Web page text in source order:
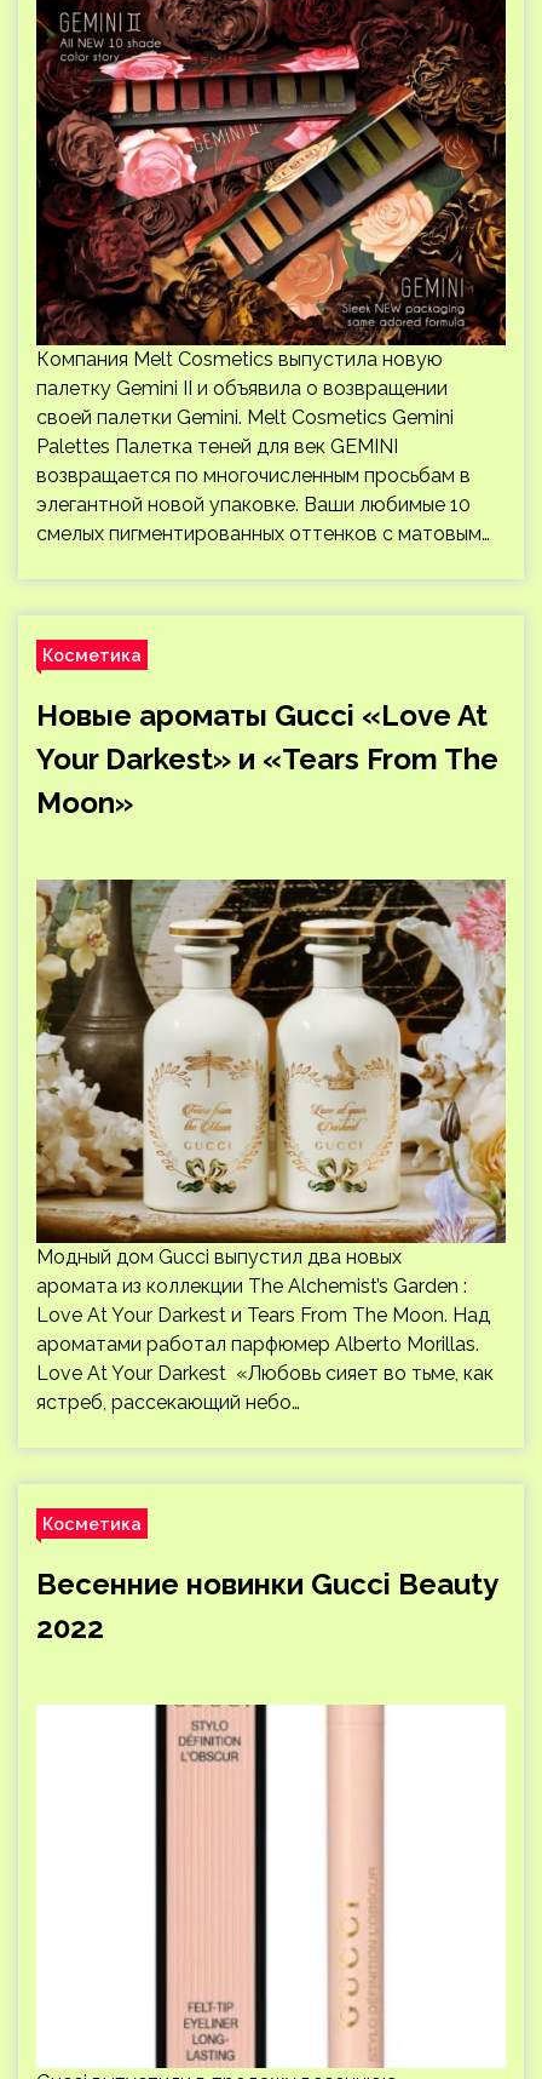
Компания Melt Cosmetics выпустила новую
палетку Gemini II и объявила о возвращении
своей палетки Gemini. Melt Cosmetics Gemini
Palettes Палетка теней для век GEMINI
возвращается по многочисленным просьбам в
элегантной новой упаковке. Ваши любимые 10
смелых пигментированных оттенков с матовым…
Косметика
Новые ароматы Gucci «Love At
Your Darkest» и «Tears From The
Moon»
Модный дом Gucci выпустил два новых
аромата из коллекции The Alchemist’s Garden :
Love At Your Darkest и Tears From The Moon. Над
ароматами работал парфюмер Alberto Morillas.
Love At Your Darkest «Любовь сияет во тьме, как
ястреб, рассекающий небо…
Косметика
Весенние новинки Gucci Beauty
2022